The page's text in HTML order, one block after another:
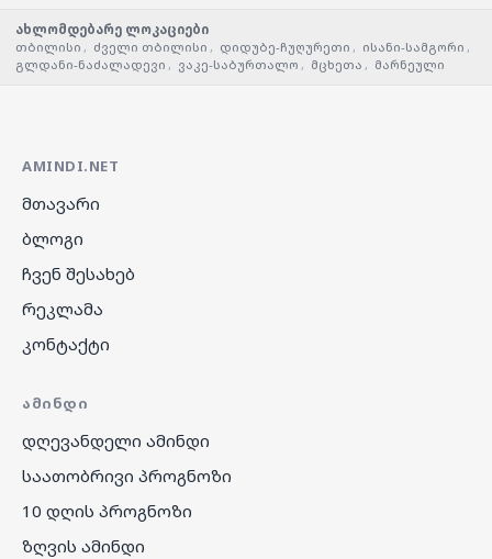
ახლომდებარე ლოკაციები
თბილისი , ძველი თბილისი , დიდუბე-ჩუღურეთი , ისანი-სამგორი ,
გლდანი-ნაძალადევი , ვაკე-საბურთალო , მცხეთა , მარნეული
AMINDI.NET
მთავარი
ბლოგი
ჩვენ შესახებ
რეკლამა
კონტაქტი
ᲐᲛᲘᲜᲓᲘ
დღევანდელი ამინდი
საათობრივი პროგნოზი
10 დღის პროგნოზი
ზღვის ამინდი